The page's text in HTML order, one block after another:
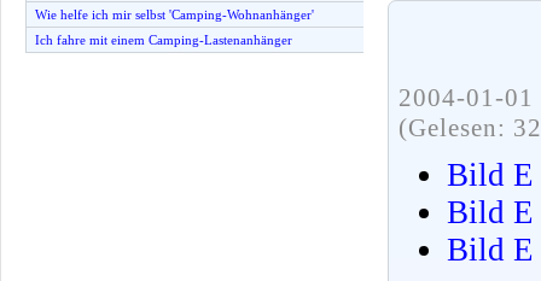
Wie helfe ich mir selbst 'Camping-Wohnanhänger'
Ich fahre mit einem Camping-Lastenanhänger
2004-01-
(Gelesen:
Bild E
Bild E
Bild E